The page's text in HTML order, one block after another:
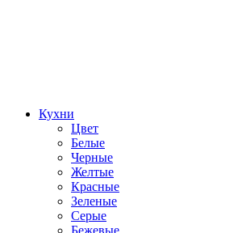
Кухни
Цвет
Белые
Черные
Желтые
Красные
Зеленые
Серые
Бежевые